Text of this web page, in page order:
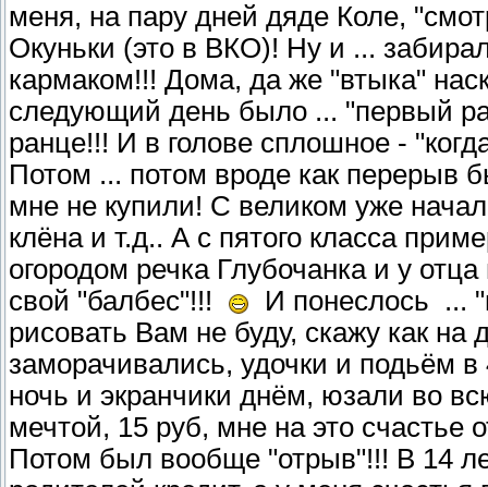
меня, на пару дней дяде Коле,
Окуньки (это в ВКО)! Ну и ...
кармаком!!! Дома, да же "втыка"
следующий день было ... "первый
ранце!!! И в голове сплошное -
Потом ... потом вроде как перерыв
мне не купили! С великом уже
клёна и т.д.. А с пятого класса
огородом речка Глубочанка и у
свой "балбес"!!!
И понеслось ...
рисовать Вам не буду, скажу как
заморачивались, удочки и подьём
ночь и экранчики днём, юзали во
мечтой, 15 руб, мне на это
Потом был вообще "отрыв"!!! В 14